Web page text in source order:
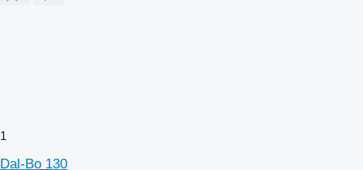
1
Dal-Bo 130